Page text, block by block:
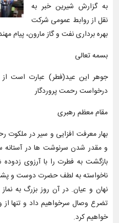
به گزارش شیرین خبر به
نقل از روابط عمومی شرکت
بهره برداری نفت و گاز مارون، پیام
بسمه تعالی
جوهر این عید(فطر) عبارت است
درخواست رحمت پروردگار
مقام معظم رهبری
بهار معرفت افزایی و سیر در ملکوت
و مقدر شدن سرنوشت ها در
بازگشت به فطرت را با آرزوی
ناخواسته به لطف حضرت دوست و
نهان و عیان. در آن روز بزرگ به
تضرع وصال سرخواهیم داد و تنها
خواهیم کرد.